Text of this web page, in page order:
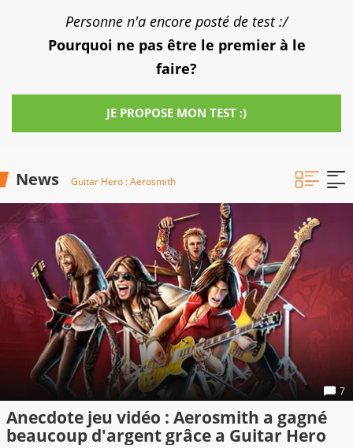
Personne n'a encore posté de test :/
Pourquoi ne pas être le premier à le
faire?
JE PROPOSE MON TEST :)
News Guitar Hero : Aerosmith
7
Anecdote jeu vidéo : Aerosmith a gagné
beaucoup d'argent grâce a Guitar Hero